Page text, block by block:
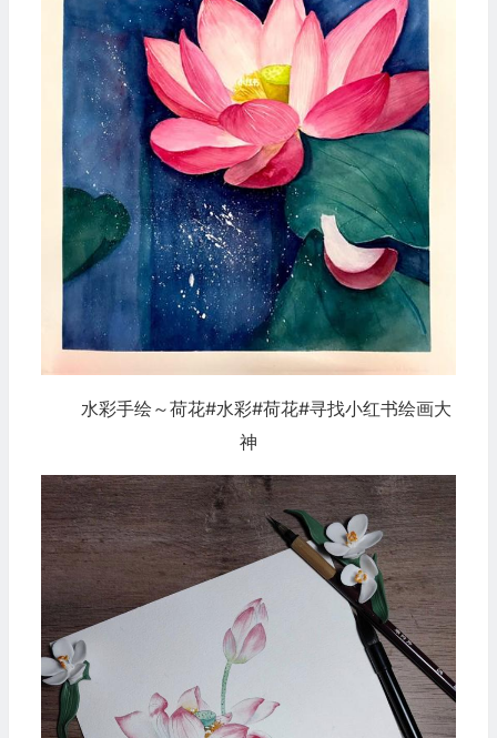
水彩手绘～荷花#水彩#荷花#寻找小红书绘画大
神